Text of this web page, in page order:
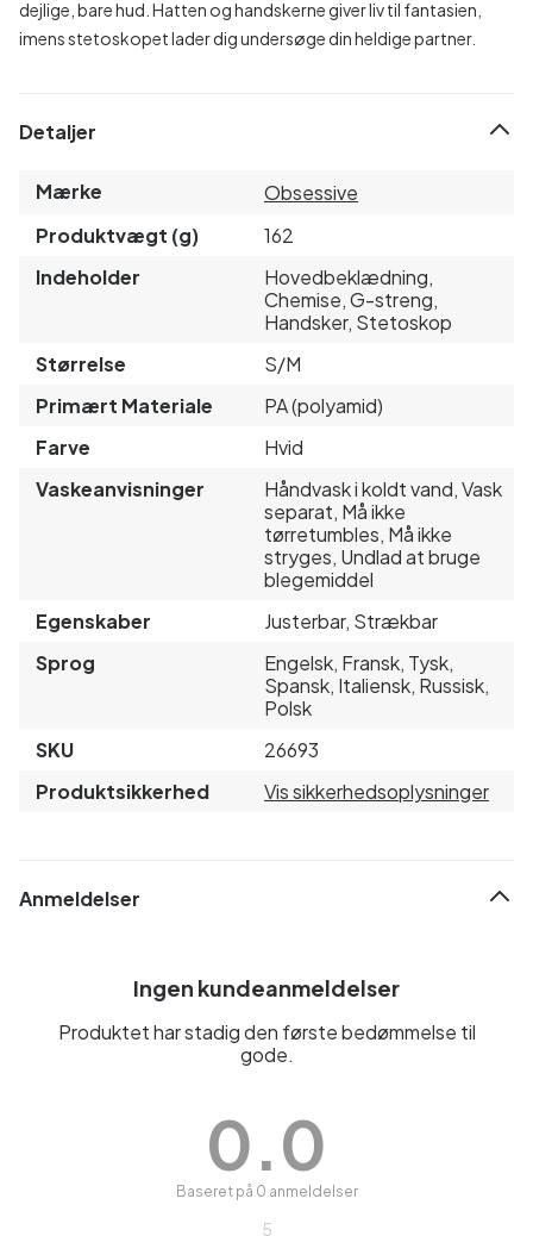
dejlige, bare hud. Hatten og handskerne giver liv til fantasien,
imens stetoskopet lader dig undersøge din heldige partner.
Detaljer
Mærke
Obsessive
Produktvægt (g)
162
Indeholder
Hovedbeklædning,
Chemise, G-streng,
Handsker, Stetoskop
Størrelse
S/M
Primært Materiale
PA (polyamid)
Farve
Hvid
Vaskeanvisninger
Håndvask i koldt vand, Vask
separat, Må ikke
tørretumbles, Må ikke
stryges, Undlad at bruge
blegemiddel
Egenskaber
Justerbar, Strækbar
Sprog
Engelsk, Fransk, Tysk,
Spansk, Italiensk, Russisk,
Polsk
SKU
26693
Produktsikkerhed
Vis sikkerhedsoplysninger
Anmeldelser
Ingen kundeanmeldelser
Produktet har stadig den første bedømmelse til
gode.
0.0
Baseret på 0 anmeldelser
5